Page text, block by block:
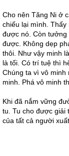
Cho nên Tăng Ni ở
chiếu lại mình.
được nó. Còn tưởng
được. Không dẹp
thôi. Như vậy minh
là tối. Có trí tuệ thì
Chúng ta vì vô minh
minh. Phá vô minh
Khi đã nắm vững
tu. Tu cho được giải
của tất cả người